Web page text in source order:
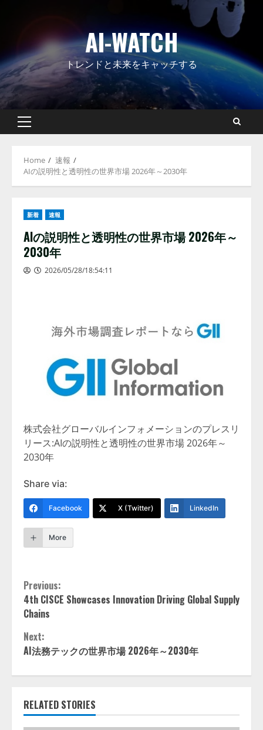
AI-WATCH
トレンドと未来をキャッチする
Primary
Home
速報
AIの説明性と透明性の世界市場 2026年～2030年
新着 速報
AIの説明性と透明性の世界市場 2026年～
2030年
2026/05/28/18:54:11
株式会社グローバルインフォメーションのプレスリ
リース:AIの説明性と透明性の世界市場 2026年～
2030年
Share via:
Facebook X (Twitter) LinkedIn
More
Continue
Reading
Previous:
4th CISCE Showcases Innovation Driving Global Supply
Chains
Next:
AI法務テックの世界市場 2026年～2030年
RELATED STORIES